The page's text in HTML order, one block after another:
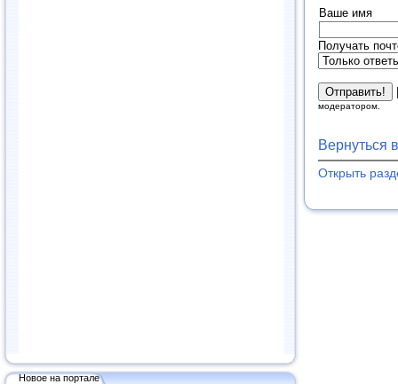
Новое на портале
Ваше имя
Получать
модератором.
Вернуться
Открыть